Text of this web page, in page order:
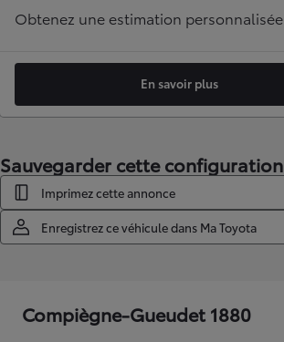
Obtenez une estimation personnalisée
En savoir plus
Sauvegarder cette configuration
Imprimez cette annonce
Enregistrez ce véhicule dans Ma Toyota
Compiègne-Gueudet 1880